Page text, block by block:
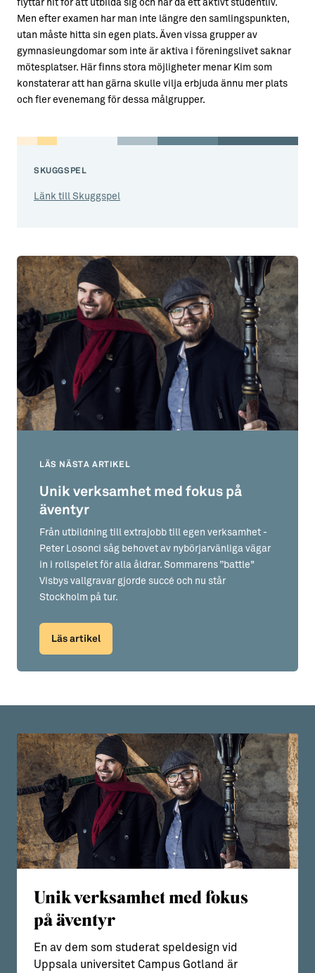
flyttar hit för att utbilda sig och har då ett aktivt studentliv.
Men efter examen har man inte längre den samlingspunkten,
utan måste hitta sin egen plats. Även vissa grupper av
gymnasieungdomar som inte är aktiva i föreningslivet saknar
mötesplatser. Här finns stora möjligheter menar Kim som
konstaterar att han gärna skulle vilja erbjuda ännu mer plats
och fler evenemang för dessa målgrupper.
SKUGGSPEL
Länk till Skuggspel
LÄS NÄSTA ARTIKEL
Unik verksamhet med fokus på
äventyr
Från utbildning till extrajobb till egen verksamhet -
Peter Losonci såg behovet av nybörjarvänliga vägar
in i rollspelet för alla åldrar. Sommarens ”battle"
Visbys vallgravar gjorde succé och nu står
Stockholm på tur.
Läs artikel
Unik verksamhet med fokus
på äventyr
En av dem som studerat speldesign vid
Uppsala universitet Campus Gotland är